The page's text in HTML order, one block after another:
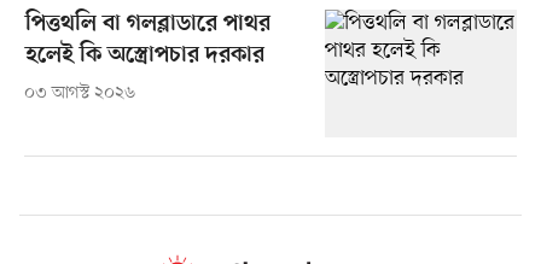
পিত্তথলি বা গলব্লাডারে পাথর
হলেই কি অস্ত্রোপচার দরকার
০৩ আগস্ট ২০২৬